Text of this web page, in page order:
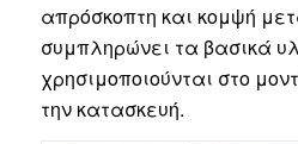
απρόσκοπτη και κομψή
συμπληρώνει τα βασικά
χρησιμοποιούνται στο
την κατασκευή.